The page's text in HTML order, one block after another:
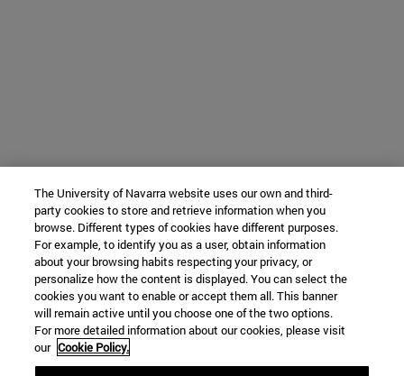
The University of Navarra website uses our own and third-
party cookies to store and retrieve information when you
browse. Different types of cookies have different purposes.
For example, to identify you as a user, obtain information
about your browsing habits respecting your privacy, or
personalize how the content is displayed. You can select the
cookies you want to enable or accept them all. This banner
will remain active until you choose one of the two options.
For more detailed information about our cookies, please visit
our Cookie Policy.